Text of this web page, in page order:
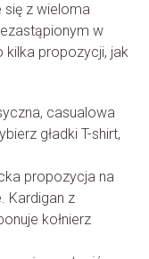
się z wieloma
w
kilka propozycji, jak
casualowa
gładki T-shirt,
propozycja na
Kardigan z
kołnierz